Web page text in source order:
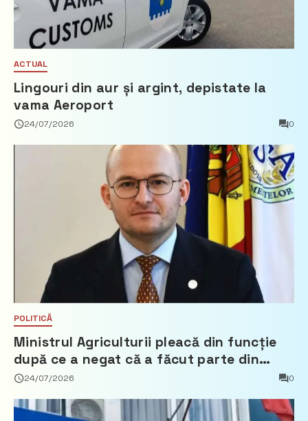
ACTUAL
Lingouri din aur și argint, depistate la
vama Aeroport
24/07/2026 0
POLITICĂ
Ministrul Agriculturii pleacă din funcție
după ce a negat că a făcut parte din
Partidul Democrat
24/07/2026 0